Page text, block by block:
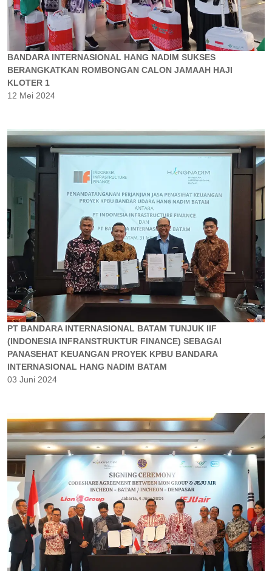
BANDARA INTERNASIONAL HANG NADIM SUKSES
BERANGKATKAN ROMBONGAN CALON JAMAAH HAJI
KLOTER 1
12 Mei 2024
PT BANDARA INTERNASIONAL BATAM TUNJUK IIF
(INDONESIA INFRANSTRUKTUR FINANCE) SEBAGAI
PANASEHAT KEUANGAN PROYEK KPBU BANDARA
INTERNASIONAL HANG NADIM BATAM
03 Juni 2024